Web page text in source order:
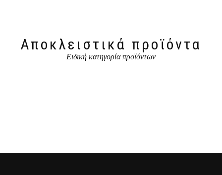
Αποκλειστικά προϊόντα
Ειδική κατηγορία προϊόντων